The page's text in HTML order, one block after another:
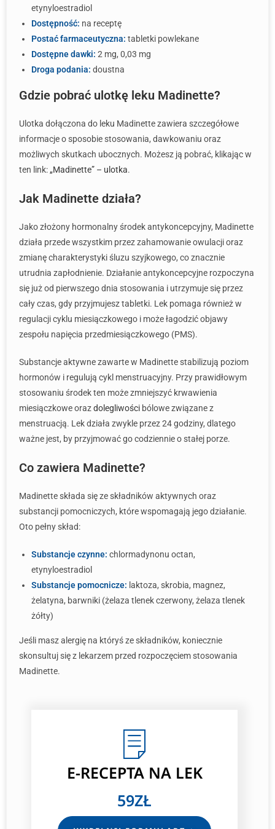
etynyloestradiol
Dostępność: na receptę
Postać farmaceutyczna: tabletki powlekane
Dostępne dawki: 2 mg, 0,03 mg
Droga podania: doustna
Gdzie pobrać ulotkę leku Madinette?
Ulotka dołączona do leku Madinette zawiera szczegółowe
informacje o sposobie stosowania, dawkowaniu oraz
możliwych skutkach ubocznych. Możesz ją pobrać, klikając w
ten link: „Madinette” – ulotka.
Jak Madinette działa?
Jako złożony hormonalny środek antykoncepcyjny, Madinette
działa przede wszystkim przez zahamowanie owulacji oraz
zmianę charakterystyki śluzu szyjkowego, co znacznie
utrudnia zapłodnienie. Działanie antykoncepcyjne rozpoczyna
się już od pierwszego dnia stosowania i utrzymuje się przez
cały czas, gdy przyjmujesz tabletki. Lek pomaga również w
regulacji cyklu miesiączkowego i może łagodzić objawy
zespołu napięcia przedmiesiączkowego (PMS).
Substancje aktywne zawarte w Madinette stabilizują poziom
hormonów i regulują cykl menstruacyjny. Przy prawidłowym
stosowaniu środek ten może zmniejszyć krwawienia
miesiączkowe orazdolegliwości bólowe związane z
menstruacją. Lek działa zwykle przez 24 godziny, dlatego
ważne jest, by przyjmować go codziennie o stałej porze.
Co zawiera Madinette?
Madinette składa się ze składników aktywnych oraz
substancji pomocniczych, które wspomagają jego działanie.
Oto pełny skład:
Substancje czynne: chlormadynonu octan,
etynyloestradiol
Substancje pomocnicze: laktoza, skrobia, magnez,
żelatyna, barwniki (żelaza tlenek czerwony, żelaza tlenek
żółty)
Jeśli masz alergię na któryś ze składników, koniecznie
skonsultuj się z lekarzem przed rozpoczęciem stosowania
Madinette.
E-RECEPTANA LEK
59ZŁ